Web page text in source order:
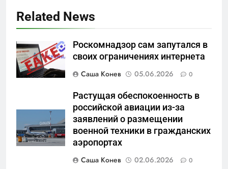
Related News
Роскомнадзор сам запутался в
своих ограничениях интернета
Саша Конев
05.06.2026 0
Растущая обеспокоенность в
российской авиации из-за
заявлений о размещении
военной техники в гражданских
аэропортах
Саша Конев
02.06.2026 0
5
Что происходит в
военные изымают спирт «для
защиты Отечества»
САНКТ-ПЕТЕРБУРГ И ОБЛАСТЬ
6
«500-тонный беспилотник»
или очередная показуха? Что
скрывает российский ВМФ
САНКТ-ПЕТЕРБУРГ И ОБЛАСТЬ